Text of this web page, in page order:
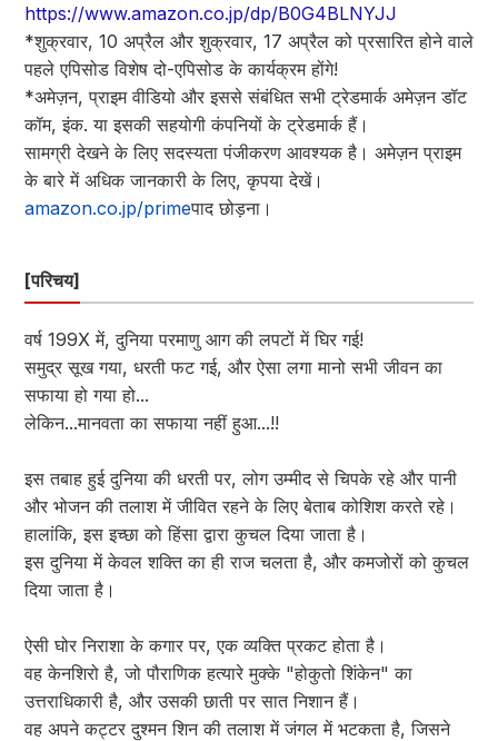
https://www.amazon.co.jp/dp/B0G4BLNYJJ
*शुक्रवार, 10 अप्रैल और शुक्रवार, 17 अप्रैल को प्रसारित होने वाले
पहले एपिसोड विशेष दो-एपिसोड के कार्यक्रम होंगे!
*अमेज़न, प्राइम वीडियो और इससे संबंधित सभी ट्रेडमार्क अमेज़न डॉट
कॉम, इंक. या इसकी सहयोगी कंपनियों के ट्रेडमार्क हैं।
सामग्री देखने के लिए सदस्यता पंजीकरण आवश्यक है। अमेज़न प्राइम
के बारे में अधिक जानकारी के लिए, कृपया देखें।
amazon.co.jp/primeपाद छोड़ना।
[परिचय]
वर्ष 199X में, दुनिया परमाणु आग की लपटों में घिर गई!
समुद्र सूख गया, धरती फट गई, और ऐसा लगा मानो सभी जीवन का
सफाया हो गया हो...
लेकिन...मानवता का सफाया नहीं हुआ...!!
इस तबाह हुई दुनिया की धरती पर, लोग उम्मीद से चिपके रहे और पानी
और भोजन की तलाश में जीवित रहने के लिए बेताब कोशिश करते रहे।
हालांकि, इस इच्छा को हिंसा द्वारा कुचल दिया जाता है।
इस दुनिया में केवल शक्ति का ही राज चलता है, और कमजोरों को कुचल
दिया जाता है।
ऐसी घोर निराशा के कगार पर, एक व्यक्ति प्रकट होता है।
वह केनशिरो है, जो पौराणिक हत्यारे मुक्के "होकुतो शिंकेन" का
उत्तराधिकारी है, और उसकी छाती पर सात निशान हैं।
वह अपने कट्टर दुश्मन शिन की तलाश में जंगल में भटकता है, जिसने